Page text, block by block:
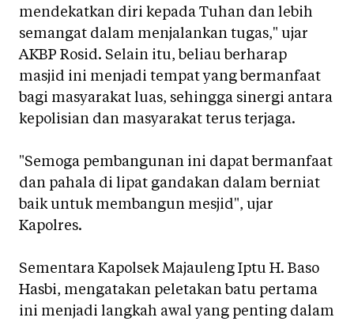
mendekatkan diri kepada Tuhan dan lebih
semangat dalam menjalankan tugas," ujar
AKBP Rosid. Selain itu, beliau berharap
masjid ini menjadi tempat yang bermanfaat
bagi masyarakat luas, sehingga sinergi antara
kepolisian dan masyarakat terus terjaga.
"Semoga pembangunan ini dapat bermanfaat
dan pahala di lipat gandakan dalam berniat
baik untuk membangun mesjid", ujar
Kapolres.
Sementara Kapolsek Majauleng Iptu H. Baso
Hasbi, mengatakan peletakan batu pertama
ini menjadi langkah awal yang penting dalam